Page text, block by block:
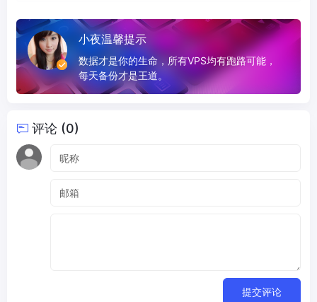
小夜温馨提示
数据才是你的生命，所有VPS均有跑路可能，
每天备份才是王道。
评论 (0)
提交评论